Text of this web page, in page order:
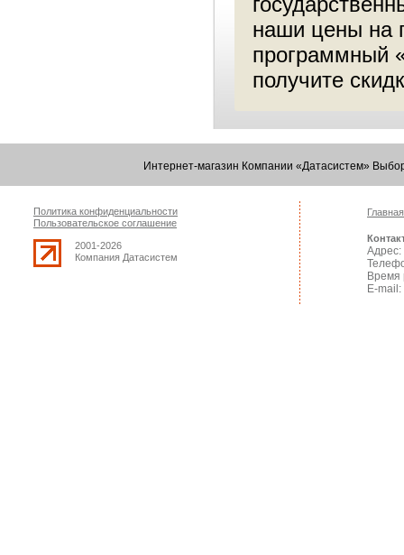
наши цены на
программный
получите
Интернет-магазин Компании «Датасистем»
Политика конфиденциальности
Пользовательское соглашение
2001-2026
Компания Датасистем
Главная
Адрес:
Время
E-